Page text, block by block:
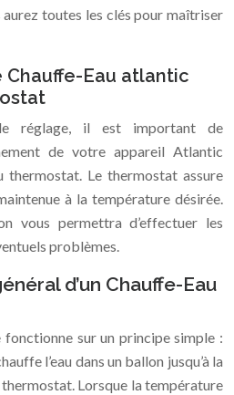
toutes les clés pour maîtriser
Eau atlantic
réglage, il est important de
de votre appareil Atlantic
Le thermostat assure
à la température désirée.
vous permettra d’effectuer les
problèmes.
d’un Chauffe-Eau
sur un principe simple :
l’eau dans un ballon jusqu’à la
Lorsque la température